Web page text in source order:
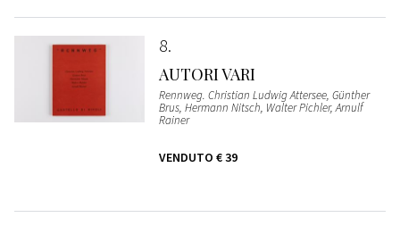
8
AUTORI VARI
Rennweg. Christian Ludwig Attersee, Günther
Brus, Hermann Nitsch, Walter Pichler, Arnulf
Rainer
VENDUTO € 39